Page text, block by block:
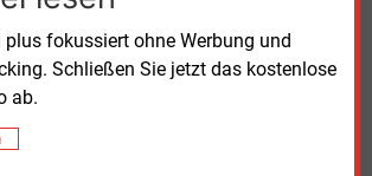
plus fokussiert ohne Werbung und
Schließen Sie jetzt das kostenlose
ab.
deshalb eine ausgewogene
geplanten Maßnahmen.
dass Änderungen bei Steuern und